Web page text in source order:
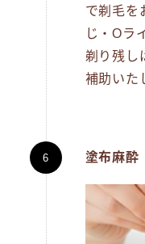
で剃毛を
じ・Oラ
剃り残し
補助いた
塗布麻酔